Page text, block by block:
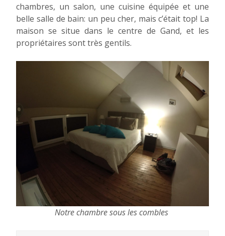
chambres, un salon, une cuisine équipée et une
belle salle de bain: un peu cher, mais c’était top! La
maison se situe dans le centre de Gand, et les
propriétaires sont très gentils.
Notre chambre sous les combles